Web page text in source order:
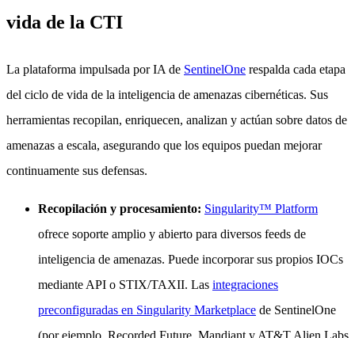
vida de la CTI
La plataforma impulsada por IA de SentinelOne respalda cada etapa
del ciclo de vida de la inteligencia de amenazas cibernéticas. Sus
herramientas recopilan, enriquecen, analizan y actúan sobre datos de
amenazas a escala, asegurando que los equipos puedan mejorar
continuamente sus defensas.
Recopilación y procesamiento: Singularity™ Platform
ofrece soporte amplio y abierto para diversos feeds de
inteligencia de amenazas. Puede incorporar sus propios IOCs
mediante API o STIX/TAXII. Las integraciones
preconfiguradas en Singularity Marketplace de SentinelOne
(por ejemplo, Recorded Future, Mandiant y AT&T Alien Labs